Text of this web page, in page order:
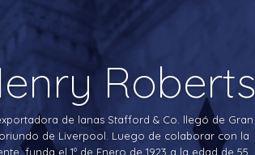
Roberts
de lanas Stafford & Co. llegó de Gran
de Liverpool. Luego de colaborar con la
funda el 1º de Enero de 1923 a la edad de 55